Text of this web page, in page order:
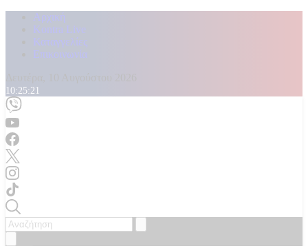
Αρχική
Kontra Live
Καταγγελίες
Επικοινωνία
10:25:23